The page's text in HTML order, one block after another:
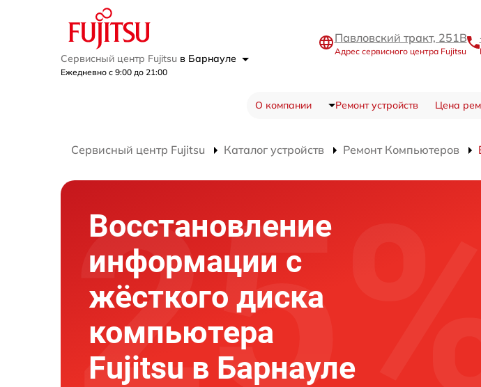
Сервисный центр Fujitsu в Барнауле
Ежедневно с 9:00 до 21:00
Павловский тракт, 251В
Адрес сервисного центра Fujitsu
О компании Ремонт устройств Цена
Сервисный центр Fujitsu Каталог устройств Ремонт Компьютеров
Восстановление
информации с
жёсткого диска
компьютера
Fujitsu в Барнауле